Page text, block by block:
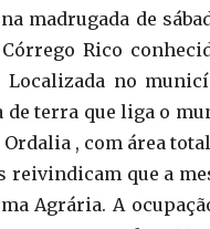
madrugada de
Córrego Rico
Localizada no
de terra que liga o
, com área total
reivindicam que a
Agrária. A